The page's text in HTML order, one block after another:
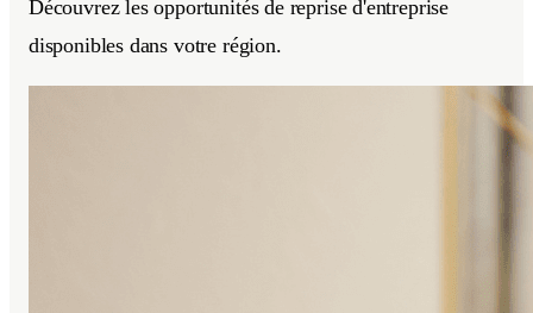
Découvrez les opportunités de reprise d'entreprise
disponibles dans votre région.